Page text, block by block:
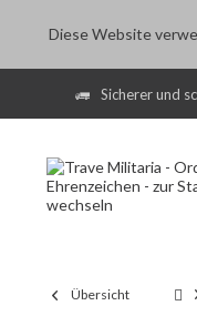
Diese Website
Sicherer und
Übersicht